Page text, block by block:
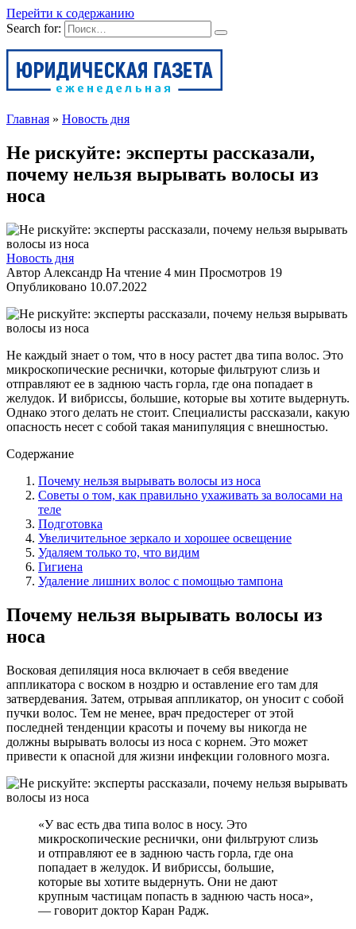
Перейти к содержанию
Search for:
Главная » Новость дня
Не рискуйте: эксперты рассказали,
почему нельзя вырывать волосы из
носа
Новость дня
Автор Александр На чтение 4 мин Просмотров 19
Опубликовано 10.07.2022
Не каждый знает о том, что в носу растет два типа волос. Это
микроскопические реснички, которые фильтруют слизь и
отправляют ее в заднюю часть горла, где она попадает в
желудок. И вибриссы, большие, которые вы хотите выдернуть.
Однако этого делать не стоит. Специалисты рассказали, какую
опасность несет с собой такая манипуляция с внешностью.
Содержание
Почему нельзя вырывать волосы из носа
Советы о том, как правильно ухаживать за волосами на
теле
Подготовка
Увеличительное зеркало и хорошее освещение
Удаляем только то, что видим
Гигиена
Удаление лишних волос с помощью тампона
Почему нельзя вырывать волосы из
носа
Восковая депиляция носа включает в себя введение
аппликатора с воском в ноздрю и оставление его там для
затвердевания. Затем, отрывая аппликатор, он уносит с собой
пучки волос. Тем не менее, врач предостерег от этой
последней тенденции красоты и почему вы никогда не
должны вырывать волосы из носа с корнем. Это может
привести к опасной для жизни инфекции головного мозга.
«У вас есть два типа волос в носу. Это
микроскопические реснички, они фильтруют слизь
и отправляют ее в заднюю часть горла, где она
попадает в желудок. И вибриссы, большие,
которые вы хотите выдернуть. Они не дают
крупным частицам попасть в заднюю часть носа»,
— говорит доктор Каран Радж.